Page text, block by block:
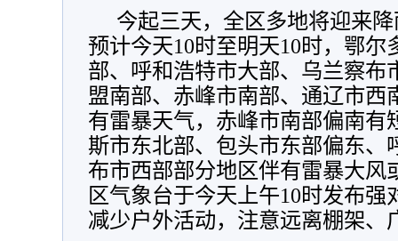
今起三天，全区多地将迎来
预计今天10时至明天10时，鄂尔
部、呼和浩特市大部、乌兰察布
盟南部、赤峰市南部、通辽市西
有雷暴天气，赤峰市南部偏南有
斯市东北部、包头市东部偏东、
布市西部部分地区伴有雷暴大风
区气象台于今天上午10时发布
减少户外活动，注意远离棚架、